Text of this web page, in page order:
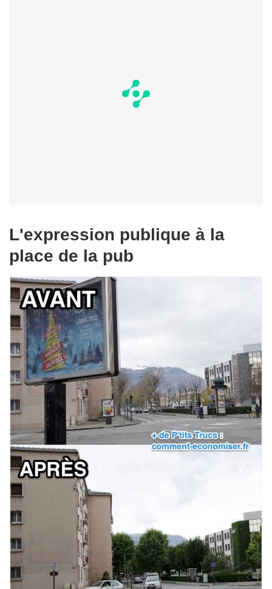
L'expression publique à la
place de la pub